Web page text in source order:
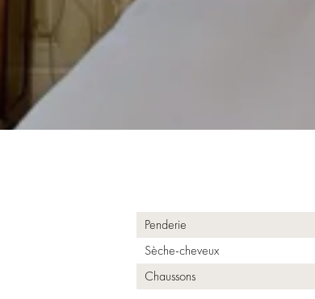
Penderie
Sèche-cheveux
Chaussons